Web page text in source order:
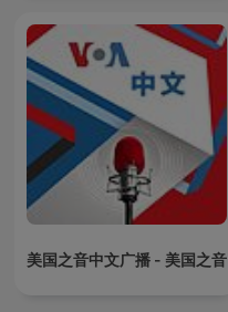
美国之音中文广播 - 美国之音